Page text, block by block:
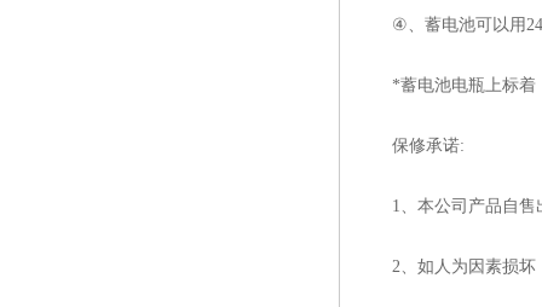
④、蓄电池可以用24
*蓄电池电瓶上标着：
保修承诺:
1、本公司产品自售
2、如人为因素损坏